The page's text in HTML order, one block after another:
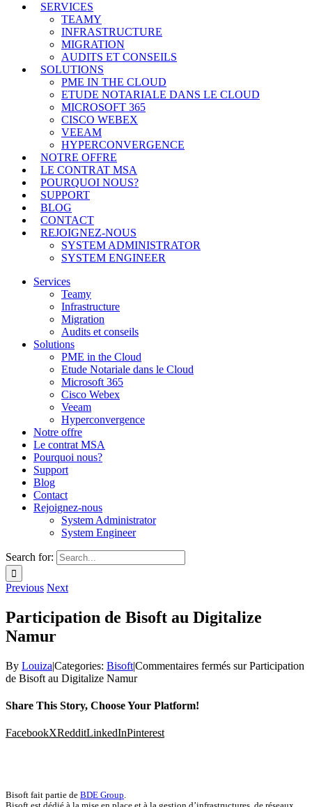
SERVICES
TEAMY
INFRASTRUCTURE
MIGRATION
AUDITS ET CONSEILS
SOLUTIONS
PME IN THE CLOUD
ETUDE NOTARIALE DANS LE CLOUD
MICROSOFT 365
CISCO WEBEX
VEEAM
HYPERCONVERGENCE
NOTRE OFFRE
LE CONTRAT MSA
POURQUOI NOUS?
SUPPORT
BLOG
CONTACT
REJOIGNEZ-NOUS
SYSTEM ADMINISTRATOR
SYSTEM ENGINEER
Services
Teamy
Infrastructure
Migration
Audits et conseils
Solutions
PME in the Cloud
Etude Notariale dans le Cloud
Microsoft 365
Cisco Webex
Veeam
Hyperconvergence
Notre offre
Le contrat MSA
Pourquoi nous?
Support
Blog
Contact
Rejoignez-nous
System Administrator
System Engineer
Search for:
Previous Next
Participation de Bisoft au Digitalize
Namur
By Louiza|Categories: Bisoft|Commentaires fermés sur Participation
de Bisoft au Digitalize Namur
Share This Story, Choose Your Platform!
FacebookXRedditLinkedInPinterest
Bisoft fait partie de BDE Group.